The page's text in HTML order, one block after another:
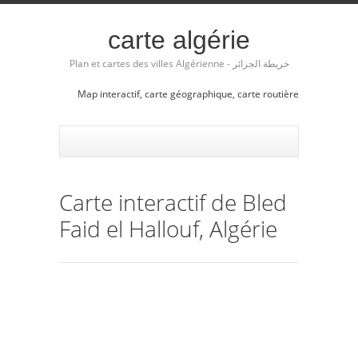
carte algérie
Plan et cartes des villes Algérienne - خريطة الجزائر
Map interactif, carte géographique, carte routière
Carte interactif de Bled
Faid el Hallouf, Algérie